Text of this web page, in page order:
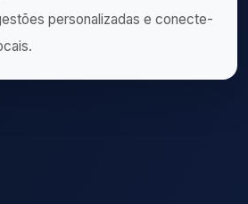
personalizadas e conecte-